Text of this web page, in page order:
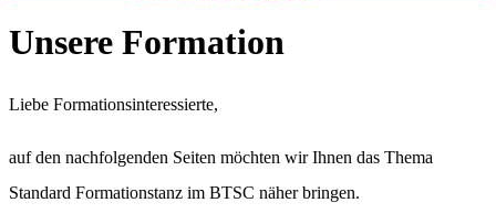
Unsere Formation
Liebe Formationsinteressierte,
auf den nachfolgenden Seiten möchten wir Ihnen das Thema
Standard Formationstanz im BTSC näher bringen.